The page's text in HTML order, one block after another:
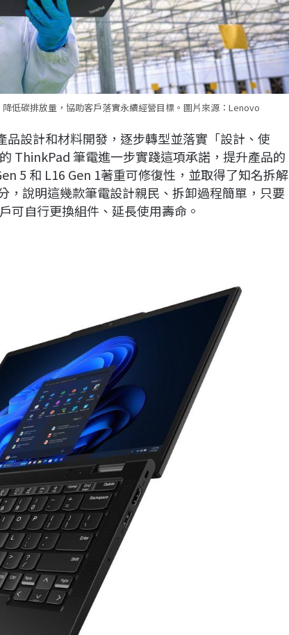
低碳排放量，協助客戶落實永續經營目標。圖片來源：Lenovo
設計和材料開發，逐步轉型並落實「設計、使
ThinkPad 筆電進一步實踐這項承諾，提升產品的
5 和 L16 Gen 1著重可修復性，並取得了知名拆解
說明這幾款筆電設計親民、拆卸過程簡單，只要
可自行更換組件、延長使用壽命。